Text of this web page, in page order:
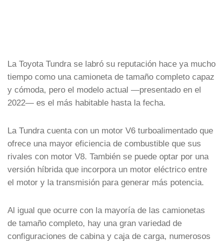
La Toyota Tundra se labró su reputación hace ya mucho
tiempo como una camioneta de tamaño completo capaz
y cómoda, pero el modelo actual —presentado en el
2022— es el más habitable hasta la fecha.
La Tundra cuenta con un motor V6 turboalimentado que
ofrece una mayor eficiencia de combustible que sus
rivales con motor V8. También se puede optar por una
versión híbrida que incorpora un motor eléctrico entre
el motor y la transmisión para generar más potencia.
Al igual que ocurre con la mayoría de las camionetas
de tamaño completo, hay una gran variedad de
configuraciones de cabina y caja de carga, numerosos